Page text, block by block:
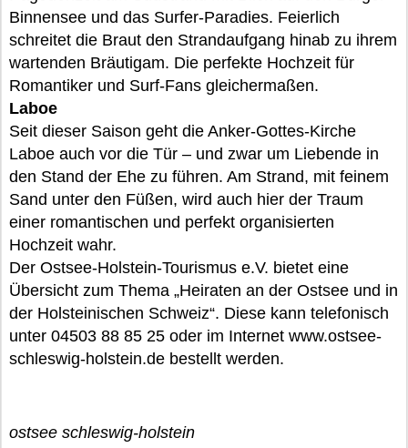
Binnensee und das Surfer-Paradies. Feierlich
schreitet die Braut den Strandaufgang hinab zu ihrem
wartenden Bräutigam. Die perfekte Hochzeit für
Romantiker und Surf-Fans gleichermaßen.
Laboe
Seit dieser Saison geht die Anker-Gottes-Kirche
Laboe auch vor die Tür – und zwar um Liebende in
den Stand der Ehe zu führen. Am Strand, mit feinem
Sand unter den Füßen, wird auch hier der Traum
einer romantischen und perfekt organisierten
Hochzeit wahr.
Der Ostsee-Holstein-Tourismus e.V. bietet eine
Übersicht zum Thema „Heiraten an der Ostsee und in
der Holsteinischen Schweiz“. Diese kann telefonisch
unter 04503 88 85 25 oder im Internet www.ostsee-
schleswig-holstein.de bestellt werden.
ostsee schleswig-holstein